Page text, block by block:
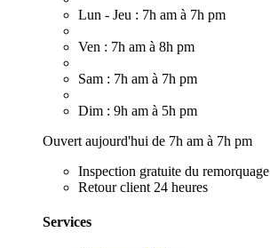
Lun - Jeu : 7h am à 7h pm
Ven : 7h am à 8h pm
Sam : 7h am à 7h pm
Dim : 9h am à 5h pm
Ouvert aujourd'hui de 7h am à 7h pm
Inspection gratuite du remorquage
Retour client 24 heures
Services